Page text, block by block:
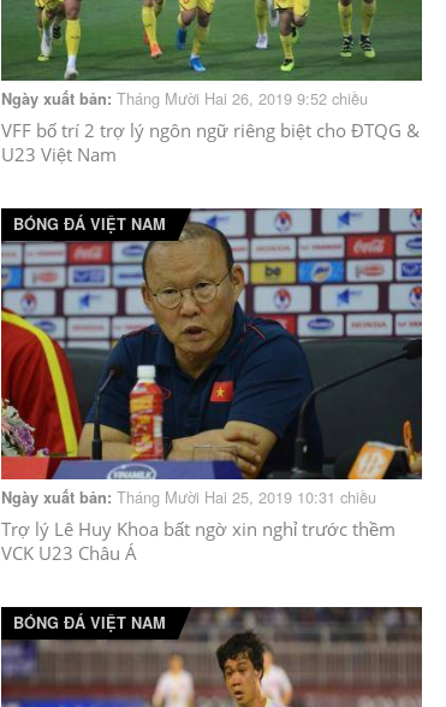
Ngày xuất bản: Tháng Mười Hai 26, 2019 9:52 chiều
VFF bố trí 2 trợ lý ngôn ngữ riêng biệt cho ĐTQG &
U23 Việt Nam
BÓNG ĐÁ VIỆT NAM
Ngày xuất bản: Tháng Mười Hai 25, 2019 10:31 chiều
Trợ lý Lê Huy Khoa bất ngờ xin nghỉ trước thềm
VCK U23 Châu Á
BÓNG ĐÁ VIỆT NAM